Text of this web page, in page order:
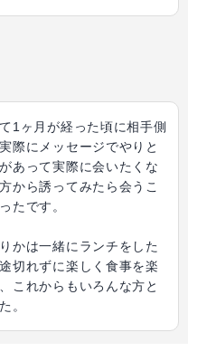
1ヶ月が経った頃に相手側
際にメッセージでやりと
あって実際に会いたくな
から誘ってみたら会うこ
たです。
かは一緒にランチをした
切れずに楽しく食事を楽
これからもいろんな方と
。